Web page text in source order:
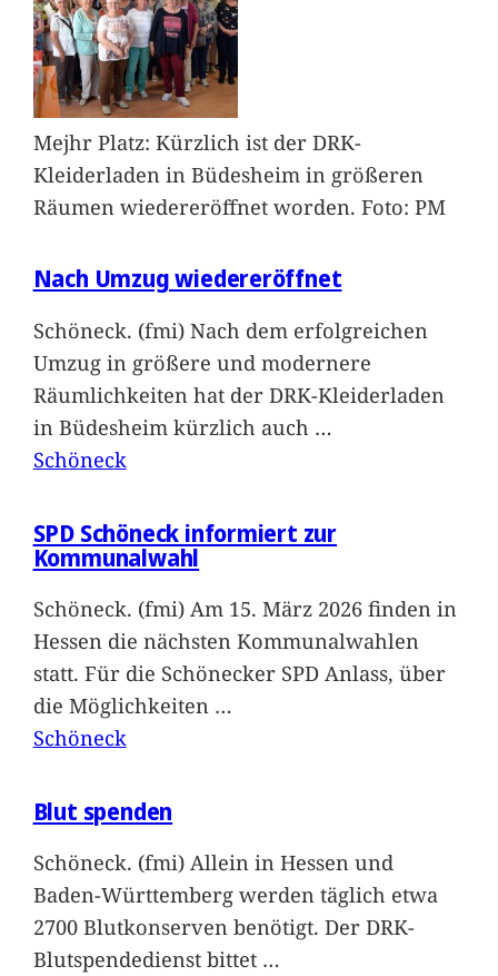
Mejhr Platz: Kürzlich ist der DRK-
Kleiderladen in Büdesheim in größeren
Räumen wiedereröffnet worden. Foto: PM
Nach Umzug wiedereröffnet
Schöneck. (fmi) Nach dem erfolgreichen
Umzug in größere und modernere
Räumlichkeiten hat der DRK-Kleiderladen
in Büdesheim kürzlich auch …
Schöneck
SPD Schöneck informiert zur
Kommunalwahl
Schöneck. (fmi) Am 15. März 2026 finden in
Hessen die nächsten Kommunalwahlen
statt. Für die Schönecker SPD Anlass, über
die Möglichkeiten …
Schöneck
Blut spenden
Schöneck. (fmi) Allein in Hessen und
Baden-Württemberg werden täglich etwa
2700 Blutkonserven benötigt. Der DRK-
Blutspendedienst bittet …